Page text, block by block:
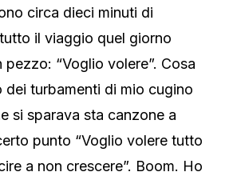
circa dieci minuti di
il viaggio quel giorno
“Voglio volere”. Cosa
turbamenti di mio cugino
si sparava sta canzone a
punto “Voglio volere tutto
a non crescere”. Boom. Ho